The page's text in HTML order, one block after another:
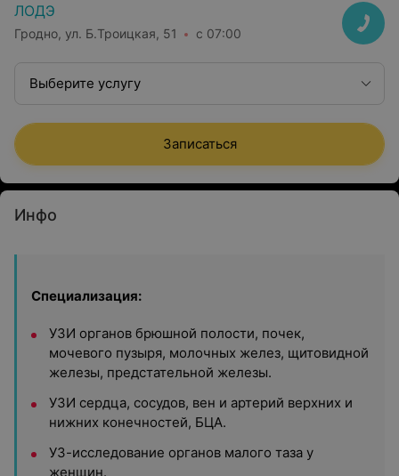
ЛОДЭ
Гродно, ул. Б.Троицкая, 51 с 07:00
Выберите услугу
Записаться
Инфо
Специализация:
УЗИ органов брюшной полости, почек,
мочевого пузыря, молочных желез, щитовидной
железы, предстательной железы.
УЗИ сердца, сосудов, вен и артерий верхних и
нижних конечностей, БЦА.
УЗ-исследование органов малого таза у
женщин.